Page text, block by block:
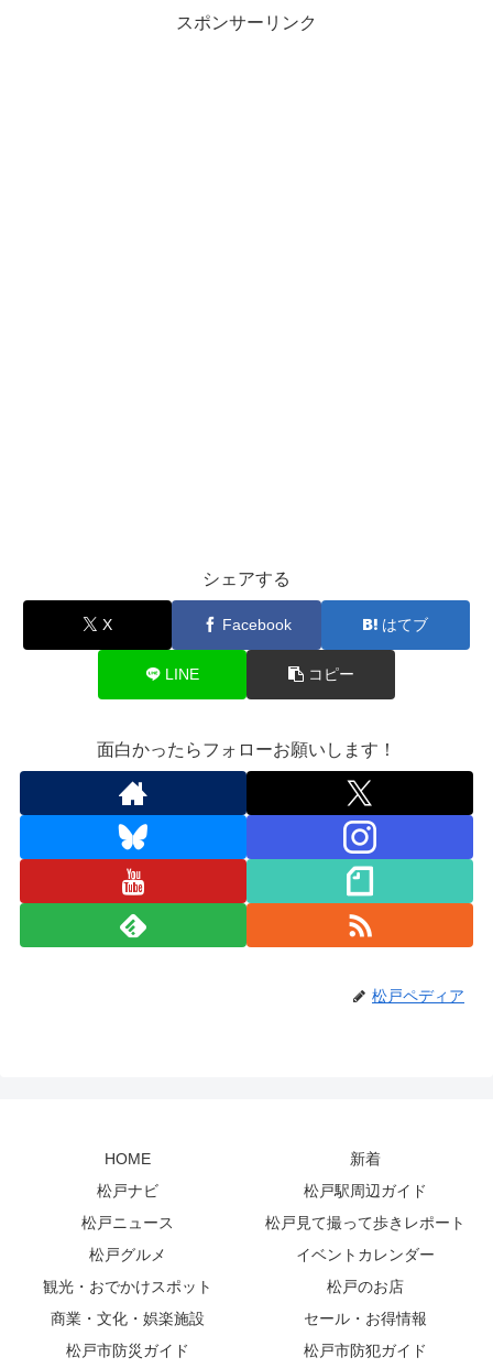
スポンサーリンク
シェアする
X Facebook はてブ
LINE コピー
面白かったらフォローお願いします！
松戸ペディア
HOME
新着
松戸ナビ
松戸駅周辺ガイド
松戸ニュース
松戸見て撮って歩きレポート
松戸グルメ
イベントカレンダー
観光・おでかけスポット
松戸のお店
商業・文化・娯楽施設
セール・お得情報
松戸市防災ガイド
松戸市防犯ガイド